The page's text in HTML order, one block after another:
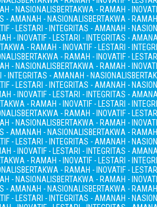
- NASIONALISBERTAKWA - RAMAH -
- AMANAH - NASIONALISBERTAKWA -
- LESTARI - INTEGRITAS - AMANAH -
- INOVATIF - LESTARI - INTEGRITAS -
- RAMAH - INOVATIF - LESTARI -
BERTAKWA - RAMAH - INOVATIF -
- NASIONALISBERTAKWA - RAMAH -
- INTEGRITAS - AMANAH - NASIONALIS
- LESTARI - INTEGRITAS - AMANAH -
- INOVATIF - LESTARI - INTEGRITAS -
- RAMAH - INOVATIF - LESTARI -
BERTAKWA - RAMAH - INOVATIF -
- NASIONALISBERTAKWA - RAMAH -
- AMANAH - NASIONALISBERTAKWA -
- LESTARI - INTEGRITAS - AMANAH -
- INOVATIF - LESTARI - INTEGRITAS -
- RAMAH - INOVATIF - LESTARI -
BERTAKWA - RAMAH - INOVATIF -
- NASIONALISBERTAKWA - RAMAH -
- AMANAH - NASIONALISBERTAKWA -
- LESTARI - INTEGRITAS - AMANAH -